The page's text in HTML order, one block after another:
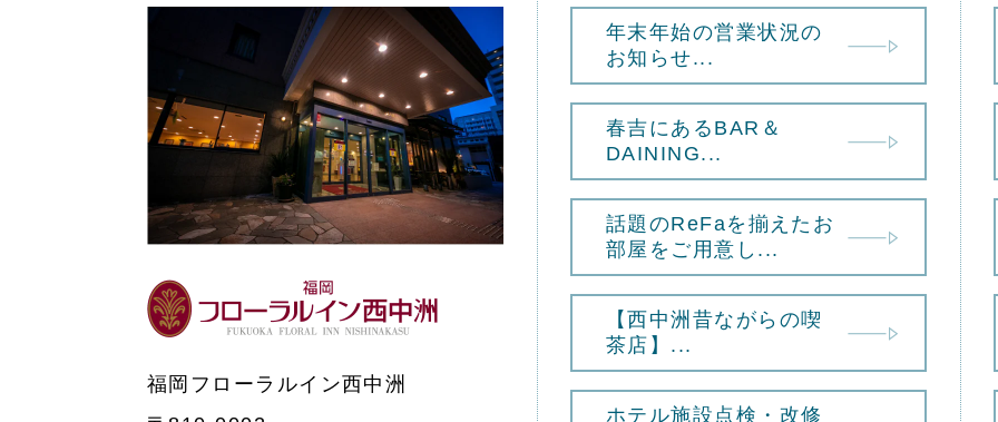
福岡フローラルイン西中洲
年末年始の営業状況の
お知らせ...
春吉にあるBAR＆
DAINING...
話題のReFaを揃えたお
部屋をご用意し...
【西中洲昔ながらの喫
茶店】...
ホテル施設点検・改修